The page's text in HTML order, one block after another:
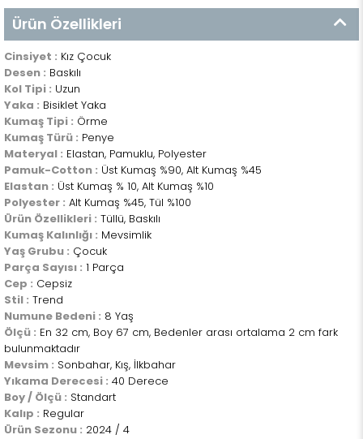
Ürün Özellikleri
Cinsiyet : Kız Çocuk
Desen : Baskılı
Kol Tipi : Uzun
Yaka : Bisiklet Yaka
Kumaş Tipi : Örme
Kumaş Türü : Penye
Materyal : Elastan, Pamuklu, Polyester
Pamuk-Cotton : Üst Kumaş %90, Alt Kumaş %45
Elastan : Üst Kumaş % 10, Alt Kumaş %10
Polyester : Alt Kumaş %45, Tül %100
Ürün Özellikleri : Tüllü, Baskılı
Kumaş Kalınlığı : Mevsimlik
Yaş Grubu : Çocuk
Parça Sayısı : 1 Parça
Cep : Cepsiz
Stil : Trend
Numune Bedeni : 8 Yaş
Ölçü : En 32 cm, Boy 67 cm, Bedenler arası ortalama 2 cm fark
bulunmaktadır
Mevsim : Sonbahar, Kış, İlkbahar
Yıkama Derecesi : 40 Derece
Boy / Ölçü : Standart
Kalıp : Regular
Ürün Sezonu : 2024 / 4